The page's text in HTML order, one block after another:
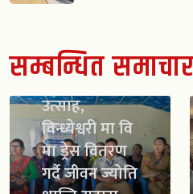
सम्बन्धित
स्काउट गठन सँगै
विद्यार्थीमा नयाँ
उत्साह,
विन्ध्येश्वरी मा वि
मा ड्रेस वितरण
गर्दै जीवन ज्योति